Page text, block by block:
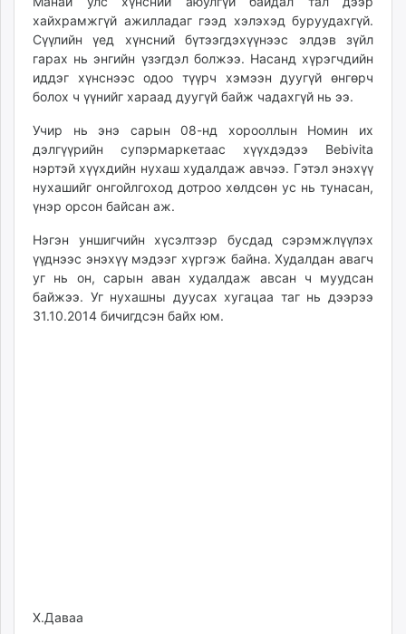
ikon.mn
mnb.mn
Livetv.mn
Eguur.mn
24tsag.mn
shuud.mn
eagle.mn
ergelt.mn
zarig.mn
today.mn
zuv.mn
mminfo.mn
ugluu.mn
urlag.mn
mass.mn
хайхрамжгүй ажилладаг гээд хэлэхэд буруудахгүй.
Сүүлийн үед хүнсний бүтээгдэхүүнээс элдэв зүйл
гарах нь энгийн үзэгдэл болжээ. Насанд хүрэгчдийн
иддэг хүнснээс одоо түүрч хэмээн дуугүй өнгөрч
болох ч үүнийг хараад дуугүй байж чадахгүй нь ээ.
Учир нь энэ сарын 08-нд хорооллын Номин их
дэлгүүрийн супэрмаркетаас хүүхдэдээ Bebivita
нэртэй хүүхдийн нухаш худалдаж авчээ. Гэтэл энэхүү
нухашийг онгойлгоход дотроо хөлдсөн ус нь тунасан,
үнэр орсон байсан аж.
Нэгэн уншигчийн хүсэлтээр бусдад сэрэмжлүүлэх
үүднээс энэхүү мэдээг хүргэж байна. Худалдан авагч
уг нь он, сарын аван худалдаж авсан ч муудсан
байжээ. Уг нухашны дуусах хугацаа таг нь дээрээ
31.10.2014 бичигдсэн байх юм.
Х.Даваа